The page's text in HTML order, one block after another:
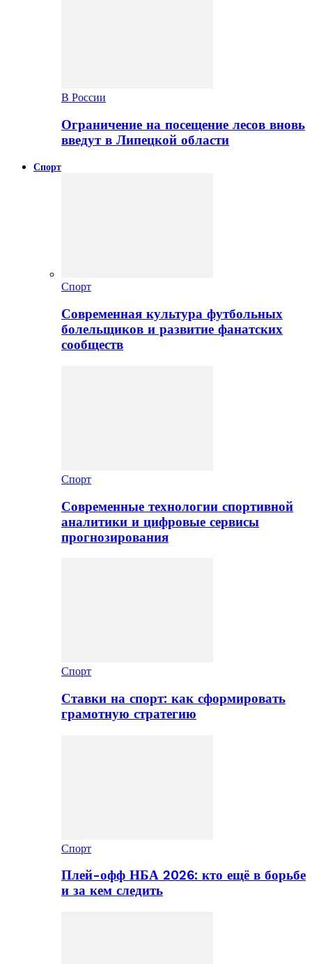
В России
Ограничение на посещение лесов вновь
введут в Липецкой области
Спорт
Спорт
Современная культура футбольных
болельщиков и развитие фанатских
сообществ
Спорт
Современные технологии спортивной
аналитики и цифровые сервисы
прогнозирования
Спорт
Ставки на спорт: как сформировать
грамотную стратегию
Спорт
Плей-офф НБА 2026: кто ещё в борьбе
и за кем следить